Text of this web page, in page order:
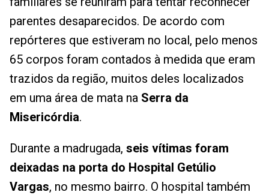
parentes desaparecidos. De acordo com
repórteres que estiveram no local, pelo menos
65 corpos foram contados à medida que eram
trazidos da região, muitos deles localizados
em uma área de mata na Serra da
Misericórdia.
Durante a madrugada, seis vítimas foram
deixadas na porta do Hospital Getúlio
Vargas, no mesmo bairro. O hospital também